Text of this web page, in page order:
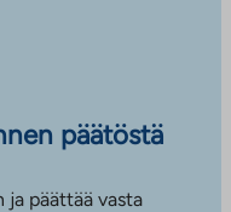
päätöstä
päättää vasta